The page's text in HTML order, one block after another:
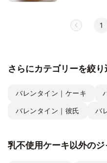
1
さらにカテゴリーを絞り
バレンタイン｜ケーキ
バレンタイン｜彼氏 バ
乳不使用ケーキ以外の